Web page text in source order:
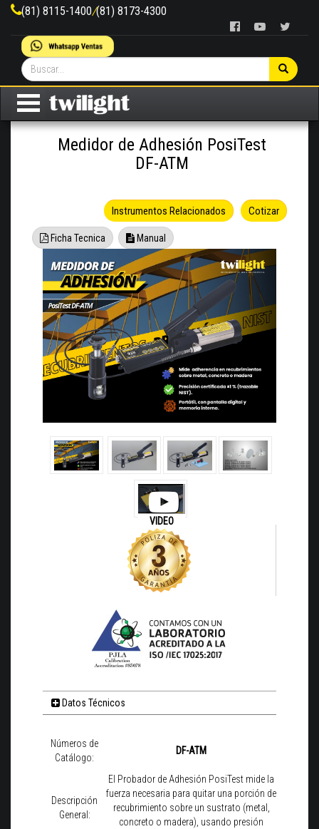
(81) 8115-1400/(81) 8173-4300
Medidor de Adhesión PosiTest
DF-ATM
Cotizar
Instrumentos Relacionados
Ficha Tecnica Manual
VIDEO
Datos Técnicos
Números de
Catálogo:
DF-ATM
Descripción
General:
El Probador de Adhesión PosiTest mide la
fuerza necesaria para quitar una porción de
recubrimiento sobre un sustrato (metal,
concreto o madera), usando presión